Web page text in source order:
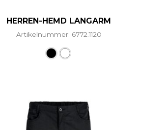
HERREN-HEMD LANGARM
Artikelnummer: 6772.1120